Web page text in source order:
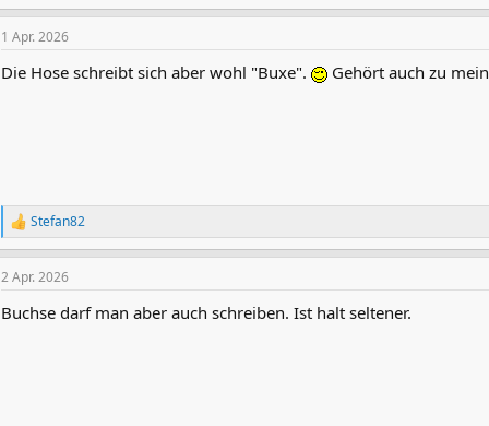
1 Apr. 2026
Die Hose schreibt sich aber wohl "Buxe". Gehört auch zu
R
e
a
k
i
Stefan82
2 Apr. 2026
Buchse darf man aber auch schreiben. Ist halt seltener.